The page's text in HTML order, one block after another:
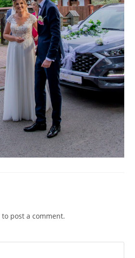
to post a comment.